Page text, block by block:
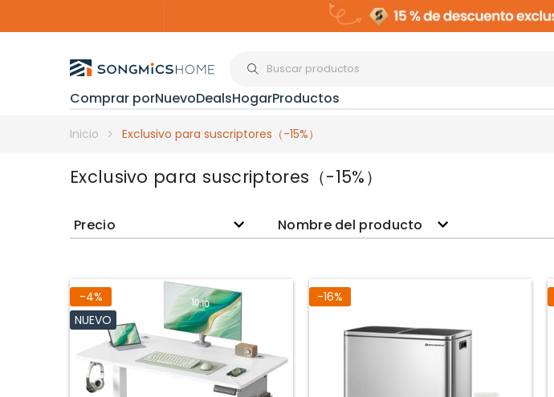
Comprar porNuevoDealsHogarProductos
Estanterías
Cajas de
Maquillaje y
Inicio Exclusivo para suscriptores（-15%）
Exclusivo para suscriptores（-15%）
Precio Nombre del producto
-4%
NUEVO
-16%